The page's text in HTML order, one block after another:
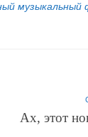
музыкальный
Ах, этот